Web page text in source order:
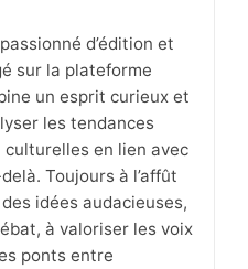
d’édition et
sur la plateforme
un esprit curieux et
les tendances
en lien avec
Toujours à l’affût
idées audacieuses,
à valoriser les voix
ponts entre